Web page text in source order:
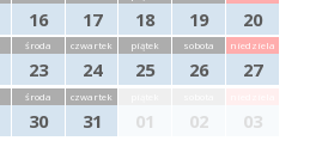
16 17 18 19 20
środa
23
czwartek
24
piątek
25
sobota
26
niedziela
27
środa
30
czwartek
31 01 02 03